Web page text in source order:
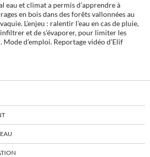
eau et climat a permis d’apprendre à
en bois dans des forêts vallonnées au
L’enjeu : ralentir l’eau en cas de pluie,
et de s’évaporer, pour limiter les
Mode d’emploi. Reportage vidéo d’Elif